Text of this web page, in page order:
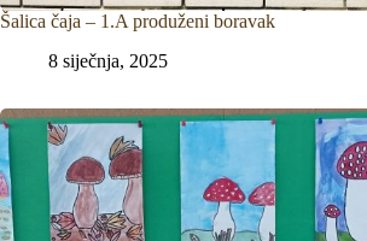
Šalica čaja – 1.A produženi boravak
8 siječnja, 2025